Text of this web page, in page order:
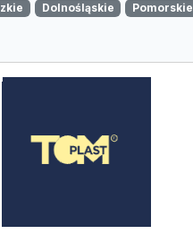
Dolnośląskie
Pomorskie